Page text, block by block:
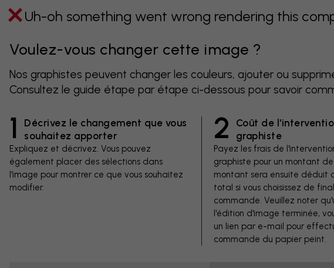
Uh-oh something went wrong rendering this
Voulez-vous changer cette image ?
Nos graphistes peuvent changer les couleurs, ajouter ou
Consultez le guide étape par étape ci-dessous pour savoir
1
Décrivez le changement que vous
souhaitez apporter
Expliquez et décrivez. Vous pouvez
également placer des sélections dans
l'image pour montrer ce que vous souhaitez
modifier.
2
Coût de
graphiste
Payez les frais de
graphiste pour un montant de
montant sera ensuite déduit
total si vous choisissez de
commande. Veuillez noter
l'édition d'image terminée,
un lien par e-mail pour
commande du papier peint.